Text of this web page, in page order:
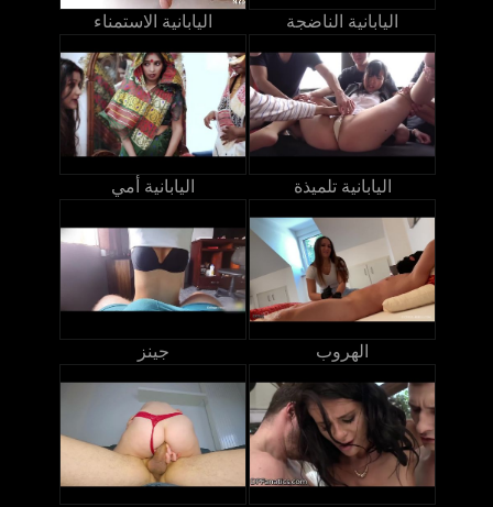
اليابانية الاستمناء اليابانية الناضجة
اليابانية أمي اليابانية تلميذة
جينز الهروب